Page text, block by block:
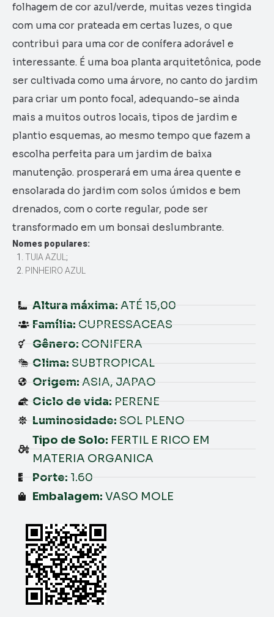
folhagem de cor azul/verde, muitas vezes tingida
com uma cor prateada em certas luzes, o que
contribui para uma cor de conífera adorável e
interessante. É uma boa planta arquitetônica, pode
ser cultivada como uma árvore, no canto do jardim
para criar um ponto focal, adequando-se ainda
mais a muitos outros locais, tipos de jardim e
plantio esquemas, ao mesmo tempo que fazem a
escolha perfeita para um jardim de baixa
manutenção. prosperará em uma área quente e
ensolarada do jardim com solos úmidos e bem
drenados, com o corte regular, pode ser
transformado em um bonsai deslumbrante.
Nomes populares:
TUIA AZUL ;
PINHEIRO AZUL
Altura máxima: ATÉ 15,00
Família: CUPRESSACEAS
Gênero: CONIFERA
Clima: SUBTROPICAL
Origem: ASIA, JAPAO
Ciclo de vida: PERENE
Luminosidade: SOL PLENO
Tipo de Solo: FERTIL E RICO EM
MATERIA ORGANICA
Porte: 1.60
Embalagem: VASO MOLE